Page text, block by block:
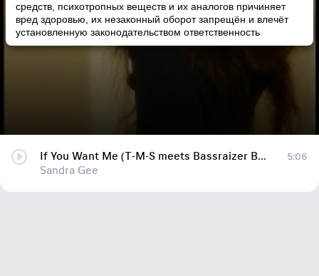
средств, психотропных веществ и их аналогов причиняет
вред здоровью, их незаконный оборот запрещён и влечёт
установленную законодательством ответственность
Sandra Gee
If You Want Me (T-M-S meets Bassraizer Bootleg)
Sandra Gee
5:06